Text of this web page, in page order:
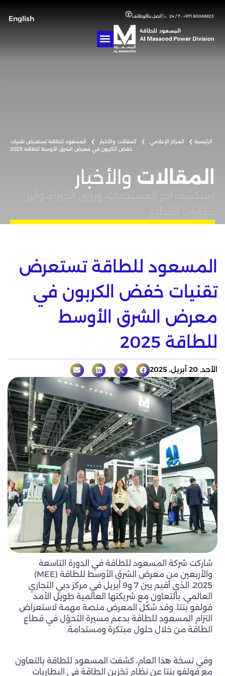
24 / 7 : +971 80068823 اتصل بناالوظائف English
❯ المركز الإعلامي ❯ المقالات والأخبار ❯ المسعود للطاقة تستعرض تقنيات
خفض الكربون في معرض الشرق الأوسط للطاقة 2025
المقالات والأخبار
المسعود للطاقة تستعرض
تقنيات خفض الكربون في
معرض الشرق الأوسط
للطاقة 2025
الأحد, 20 أبريل, 2025
شاركت شركة المسعود للطاقة في الدورة التاسعة
والأربعين من معرض الشرق الأوسط للطاقة (MEE)
2025، الذي أقيم بين 7 و9 أبريل في مركز دبي التجاري
العالمي، بالتعاون مع شريكتها العالمية طويل الأمد
فولفو بنتا. وقد شكّل المعرض منصة مهمة لاستعراض
التزام المسعود للطاقة بدعم مسيرة التحوّل في قطاع
الطاقة من خلال حلول مبتكرة ومستدامة.
وفي نسخة هذا العام، كشفت المسعود للطاقة بالتعاون
مع فولفو بنتا عن نظام تخزين الطاقة في البطاريات